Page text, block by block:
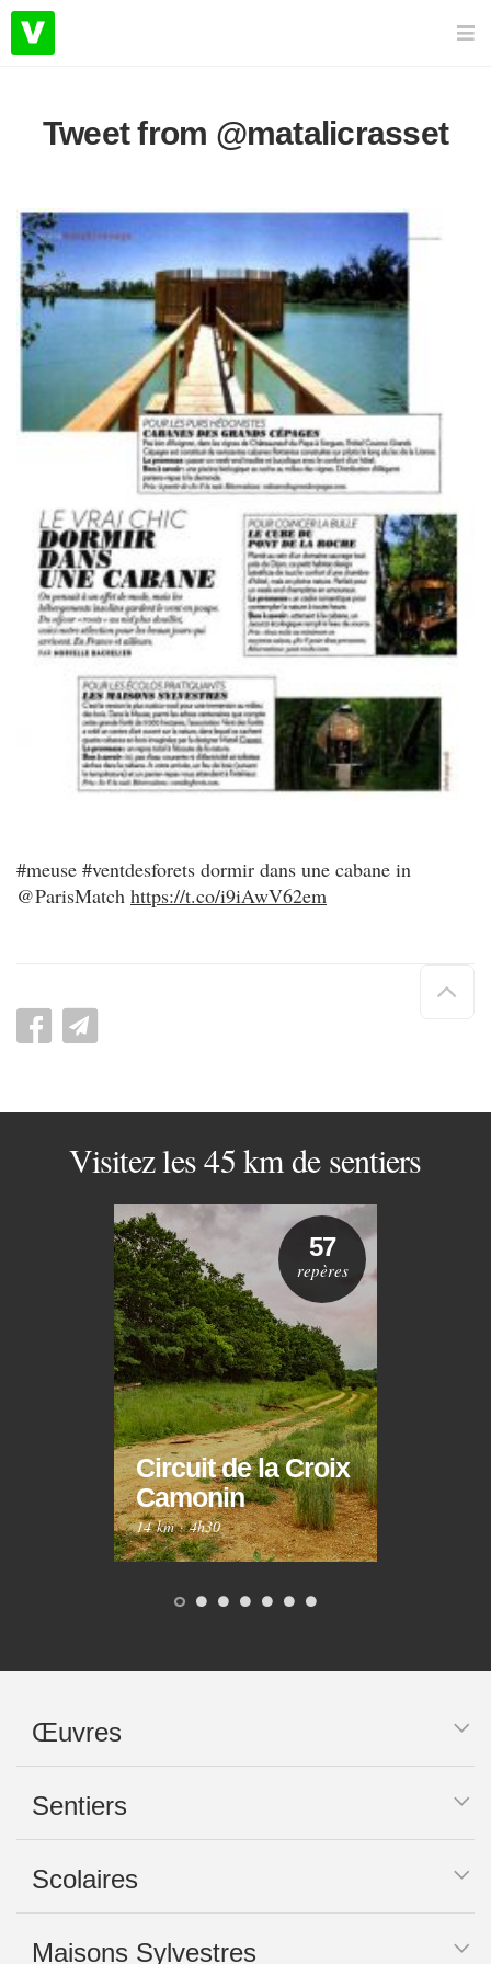
Tweet from @matalicrasset
#meuse #ventdesforets dormir dans une cabane in
@ParisMatch https://t.co/i9iAwV62em
de
Visitez les 45 km de sentiers
Circuit de la Croix
Camonin
14 km·4h30
57
repères
Œuvres
Sentiers
Scolaires
Maisons Sylvestres